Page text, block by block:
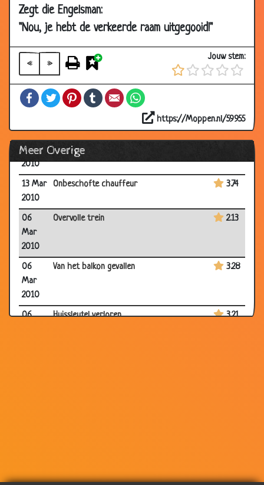
Zegt die Engelsman:
"Nou, je hebt de verkeerde raam uitgegooid!"
« »
Jouw stem:
FacebookTwitterPinterestTumblrEmail
https://Moppen.nl/59955
Meer Overige
24 Mar
2010
Diepe put
23 Mar
2010
Lang wachten 2.81
19 Mar
2010
Bezorgde vader 3.05
2010
Dat had hij nooit verwacht 3.71
15 Mar
2010
Indruk maken
13 Mar
2010
Onbeschofte chauffeur 3.74
06
Mar
2010
Overvolle trein 2.13
06
Mar
2010
Van het balkon gevallen 3.28
06
Huissleutel verloren 3.21
Mar